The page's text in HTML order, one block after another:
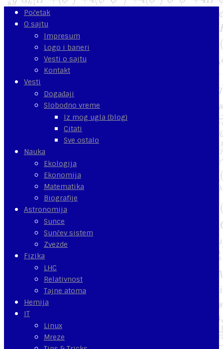
Početak
O sajtu
Impresum
Logo i baneri
Vesti o sajtu
Kontakt
Vesti
Događaji
Slobodno vreme
Iz mog ugla (blog)
Citati
Sve ostalo
Nauka
Ekologija
Ekonomija
Matematika
Biografije
Astronomija
Sunce
Sunčev sistem
Zvezde
Fizika
LHC
Relativnost
Tajne atoma
Hemija
IT
Linux
Mreze